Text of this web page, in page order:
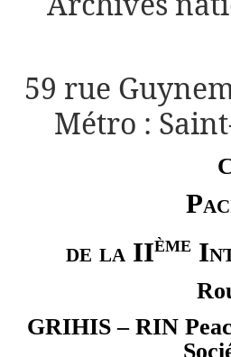
59 rue
Métro :
de la IIème
GRIHIS – RIN